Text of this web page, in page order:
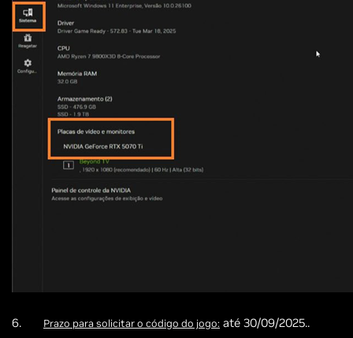
6. Prazo para solicitar o código do jogo: até 30/09/2025..